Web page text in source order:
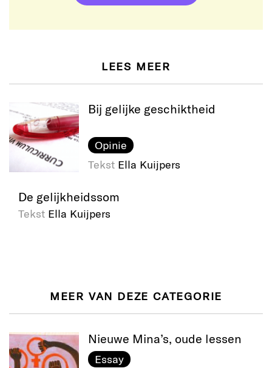
LEES MEER
Bij gelijke geschiktheid
Opinie
Tekst Ella Kuijpers
De gelijkheidssom
Tekst Ella Kuijpers
MEER VAN DEZE CATEGORIE
Nieuwe Mina’s, oude lessen
Essay